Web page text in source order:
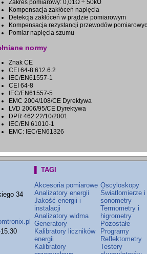
Zakres pomiarowy: 0,01Ω ÷ 50kΩ
Kompensacja zakłóceń napięcia
Detekcja zakłóceń w prądzie pomiarowym
Kompensacja rezystancji przewodów
Pomiar napięcia szumu
normy
Znak CE
CEI 64-8 612.6.2
IEC/EN61557-1
CEI 64-8
IEC/EN61557-5
EMC 2004/108/CE Dyrektywa
LVD 2006/95/CE Dyrektywa
DPR 462 22/10/2001
IEC/EN 61010-1
EMC: IEC/EN61326
34
▌ TAGI
Akcesoria pomiarowe
Analizatory energii
Jakość energii i
instalacji
Analizatory widma
Generatory
Kalibratory liczników
energii
Kalibratory
Oscyloskopy
Światłomierze i
sonometry
Termometry i
higrometry
Pozostałe
Programy
Reflektometry
Testery